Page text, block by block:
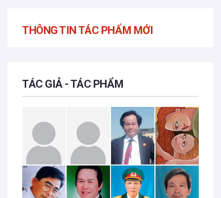
THÔNG TIN TÁC PHẨM MỚI
TÁC GIẢ - TÁC PHẨM